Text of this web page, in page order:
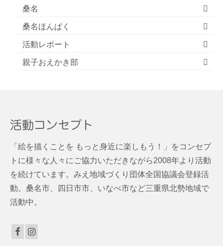
桑名
桑名ほんぱく
活動レポート
親子おえかき部
活動コンセプト
「絵を描くことを もっと身近に楽しもう！」をコンセプ
トに様々な人々にご協力いただきながら2008年より活動
を続けています。みえ地域づくり団体全国協議会登録活
動。桑名市、四日市市、いなべ市など三重県北勢地域で
活動中。